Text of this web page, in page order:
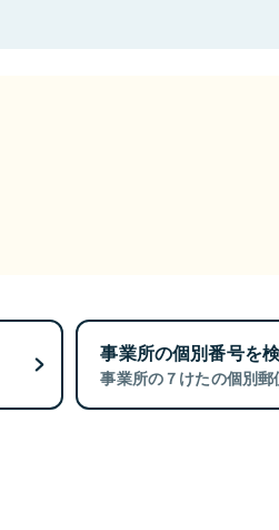
事業所の個別番号を
事業所の７けたの個別郵